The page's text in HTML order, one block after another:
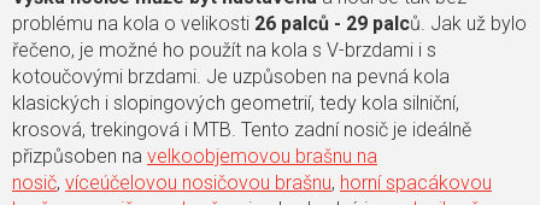
problému na kola o velikosti 26 palců - 29 palců. Jak už bylo
řečeno, je možné ho použít na kola s V-brzdami i s
kotoučovými brzdami. Je uzpůsoben na pevná kola
klasických i slopingových geometrií, tedy kola silniční,
krosová, trekingová i MTB. Tento zadní nosič je ideálně
přizpůsoben na velkoobjemovou brašnu na
nosič, víceúčelovou nosičovou brašnu, horní spacákovou